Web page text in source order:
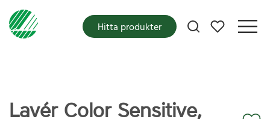
Mina favoriter
Hitta produkter
Lavér Color Sensitive,